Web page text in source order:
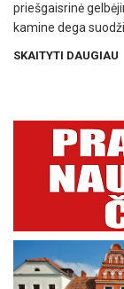
priešgaisrinė
kamine dega
SKAITYTI DAUGIAU